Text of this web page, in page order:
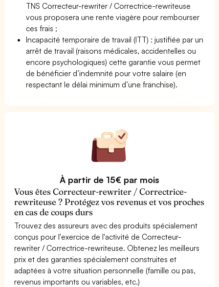
TNS Correcteur-rewriter / Correctrice-rewriteuse
vous proposera une rente viagère pour rembourser
ces frais ;
Incapacité temporaire de travail (ITT) : justifiée par un
arrêt de travail (raisons médicales, accidentelles ou
encore psychologiques) cette garantie vous permet
de bénéficier d’indemnité pour votre salaire (en
respectant le délai minimum d’une franchise).
À partir de 15€ par mois
Vous êtes Correcteur-rewriter / Correctrice-
rewriteuse ? Protégez vos revenus et vos proches
en cas de coups durs
Trouvez des assureurs avec des produits spécialement
conçus pour l'exercice de l'activité de Correcteur-
rewriter / Correctrice-rewriteuse. Obtenez les meilleurs
prix et des garanties spécialement construites et
adaptées à votre situation personnelle (famille ou pas,
revenus importants ou variables, etc.)